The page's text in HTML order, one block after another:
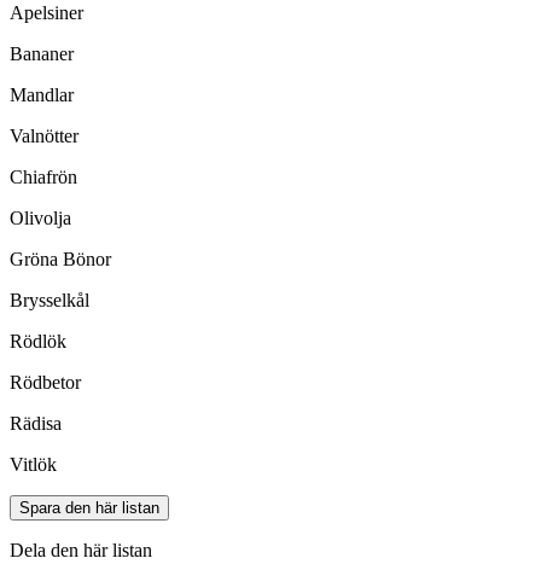
Apelsiner
Bananer
Mandlar
Valnötter
Chiafrön
Olivolja
Gröna Bönor
Brysselkål
Rödlök
Rödbetor
Rädisa
Vitlök
Spara den här listan
Dela den här listan